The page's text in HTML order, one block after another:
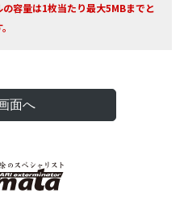
の容量は1枚当たり最大5MBまでと